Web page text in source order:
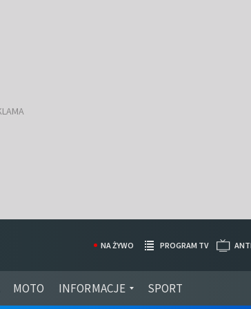
MOTO INFORMACJE SPORT
NA ŻYWO PROGRAM TV